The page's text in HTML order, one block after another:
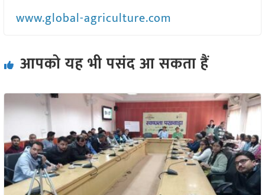
www.global-agriculture.com
आपको यह भी पसंद आ सकता हैं